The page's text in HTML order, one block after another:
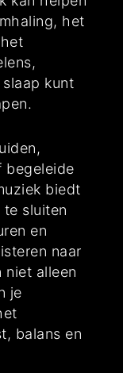
het
kunt
begeleide
biedt
te sluiten
en
naar
niet alleen
je
balans en